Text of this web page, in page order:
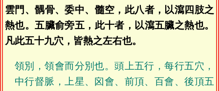
雲門、髃骨、委中、髓空，此八者，以瀉四肢之
熱也。五臟俞旁五，此十者，以瀉五臟之熱也。
凡此五十九穴，皆熱之左右也。
領別，領會而分別也。頭上五行，每行五穴，
中行督脈，上星、囟會、前頂、百會、後頂五